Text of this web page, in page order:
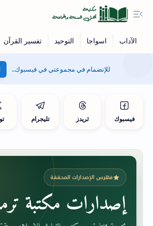
للإنضمام في مجموعتي في فيسبوك..
فيسبوك ثريدز تليجرام
فهرس الإصدارات المحققة
إصدارات مكتبة